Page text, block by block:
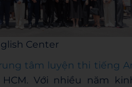
Center
tâm luyện thi tiếng
HCM. Với nhiều năm